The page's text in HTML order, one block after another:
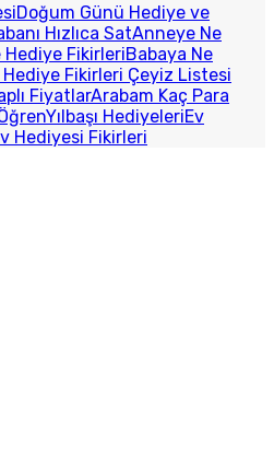
Doğum Günü Hediye ve
Hızlıca SatAnneye Ne
Hediye FikirleriBabaya Ne
Hediye Fikirleri Çeyiz Listesi
FiyatlarArabam Kaç Para
Yılbaşı HediyeleriEv
Hediyesi Fikirleri